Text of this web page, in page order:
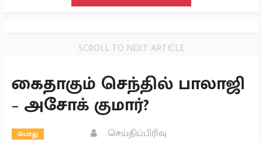
SCROLL TO NEXT ARTICLE
கைதாகும் செந்தில் பாலாஜி
– அசோக் குமார்?
பொது
செய்திப்பிரிவு